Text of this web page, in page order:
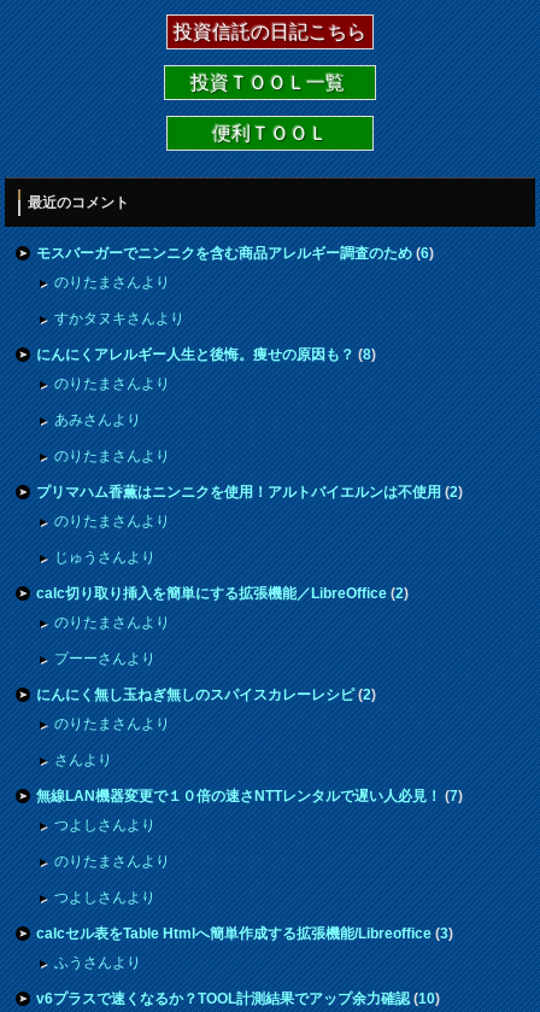
投資信託の日記こちら
投資ＴＯＯＬ一覧
便利ＴＯＯＬ
最近のコメント
モスバーガーでニンニクを含む商品アレルギー調査のため(6)
のりたまさんより
すかタヌキさんより
にんにくアレルギー人生と後悔。痩せの原因も？(8)
のりたまさんより
あみさんより
のりたまさんより
プリマハム香薫はニンニクを使用！アルトバイエルンは不使用(2)
のりたまさんより
じゅうさんより
calc切り取り挿入を簡単にする拡張機能／LibreOffice(2)
のりたまさんより
プーーさんより
にんにく無し玉ねぎ無しのスパイスカレーレシピ(2)
のりたまさんより
さんより
無線LAN機器変更で１０倍の速さNTTレンタルで遅い人必見！(7)
つよしさんより
のりたまさんより
つよしさんより
calcセル表をTable Htmlへ簡単作成する拡張機能/Libreoffice(3)
ふうさんより
v6プラスで速くなるか？TOOL計測結果でアップ余力確認(10)